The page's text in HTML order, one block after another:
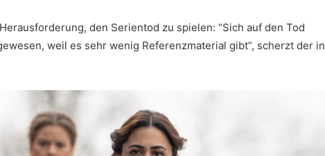
den Serientod zu spielen: “Sich auf den Tod
weil es sehr wenig Referenzmaterial gibt”, scherzt der in